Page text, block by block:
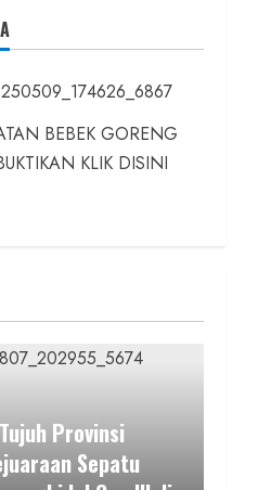
BEBEK GORENG
KLIK DISINI
Provinsi
Sepatu